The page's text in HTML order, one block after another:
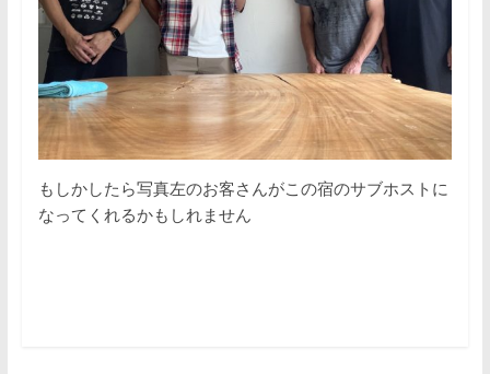
もしかしたら写真左のお客さんがこの宿のサブホストに
なってくれるかもしれません